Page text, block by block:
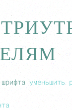
уменьшить